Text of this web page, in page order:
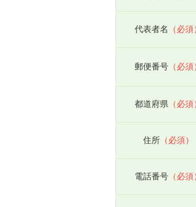
代表者名 （必須
郵便番号（必須
都道府県（必須
住所（必須）
電話番号（必須